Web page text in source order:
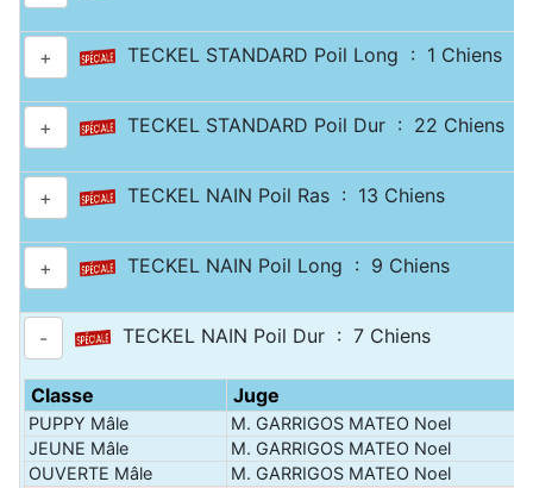
+ TECKEL STANDARD Poil Long : 1 Chiens
+ TECKEL STANDARD Poil Dur : 22 Chiens
+ TECKEL NAIN Poil Ras : 13 Chiens
+ TECKEL NAIN Poil Long : 9 Chiens
- TECKEL NAIN Poil Dur : 7 Chiens
Classe Juge
PUPPY Mâle M. GARRIGOS MATEO Noel
JEUNE Mâle
M. GARRIGOS MATEO Noel
OUVERTE Mâle
M. GARRIGOS MATEO Noel